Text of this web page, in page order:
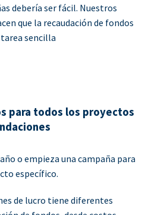
debería ser fácil. Nuestros
que la recaudación de fondos
tarea sencilla
para todos los proyectos
o empieza una campaña para
específico.
de lucro tiene diferentes